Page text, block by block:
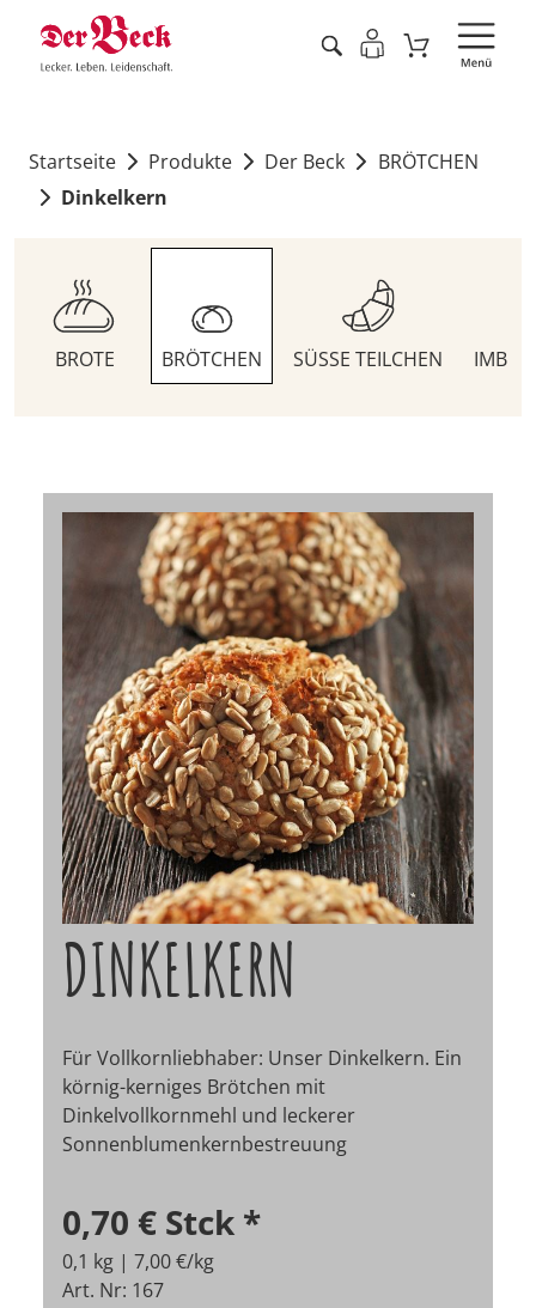
Startseite Produkte Der Beck
BRÖTCHEN
Dinkelkern
BROTE BRÖTCHEN SÜSSE TEILCHEN
DINKELKERN
Für Vollkornliebhaber: Unser Dinkelkern. Ein
körnig-kerniges Brötchen mit
Dinkelvollkornmehl und leckerer
Sonnenblumenkernbestreuung
0,70 € Stck *
0,1 kg | 7,00 €/kg
Art. Nr: 167